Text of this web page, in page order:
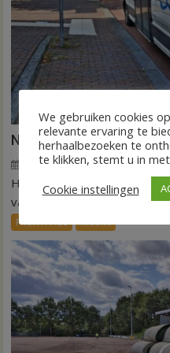
Nieuw ov-systeem
6 augustus 2026 Wim de
HARDENBERG – Eind
van buurtbussen het
FRONTPAGE
We gebruiken cookies
relevante ervaring te
herhaalbezoeken te
te klikken, stemt u in
Cookie instellingen